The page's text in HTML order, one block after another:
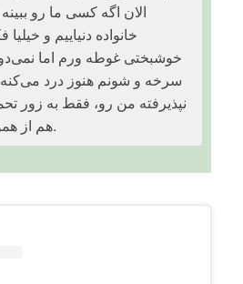
الان اگه کسی ما رو
خانواده دنیاییم و
خوشبختی غوطه ورم اما
سرخه و شونم هنوز درد می‌کنه
نپذیرفته من رو، فقط به زور
هم از همون زمان بهم ندادن.